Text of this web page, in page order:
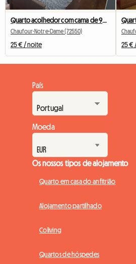
Quarto acolhedor com cama de 90 cm, a 6 km da Universidade de Le Mans
Chaufour-Notre-Dame (72550)
25 € / noite 25 €
País
Moeda
Os nossos tipos de alojamento
Quarto em casa do anfitrião
Alojamento partilhado
Coliving
Quartos de hóspedes